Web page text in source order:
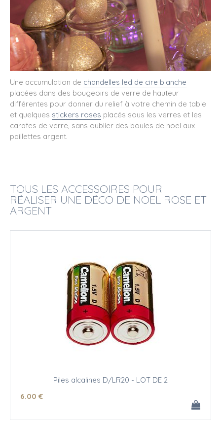
Une accumulation de chandelles led de cire blanche
placées dans des bougeoirs de verre de hauteur
différentes pour donner du relief à votre chemin de table
et quelques stickers roses placés sous les verres et les
carafes de verre, sans oublier des boules de noel aux
paillettes argent.
TOUS LES ACCESSOIRES POUR
RÉALISER UNE DÉCO DE NOEL ROSE ET
ARGENT
Piles alcalines D/LR20 - LOT DE 2
6.00 €